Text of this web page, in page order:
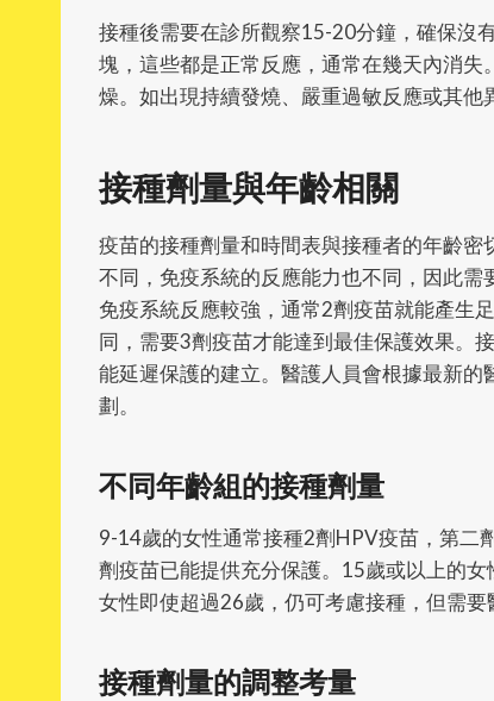
接種後需要在診所觀察15-20分鐘，確保沒
塊，這些都是正常反應，通常在幾天內消
燥。如出現持續發燒、嚴重過敏反應或其他
接種劑量與年齡相關
疫苗的接種劑量和時間表與接種者的年齡
不同，免疫系統的反應能力也不同，因此
免疫系統反應較強，通常2劑疫苗就能產生
同，需要3劑疫苗才能達到最佳保護效果。
能延遲保護的建立。醫護人員會根據最新
劃。
不同年齡組的接種劑量
9-14歲的女性通常接種2劑HPV疫苗，第二
劑疫苗已能提供充分保護。15歲或以上的
女性即使超過26歲，仍可考慮接種，但需要
接種劑量的調整考量